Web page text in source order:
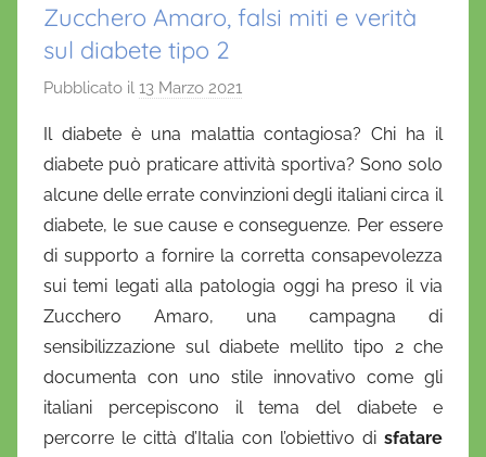
Zucchero Amaro, falsi miti e verità
sul diabete tipo 2
Pubblicato il 13 Marzo 2021
D
a
n
i
e
l
a
D
'
Il diabete è una malattia contagiosa? Chi ha il
diabete può praticare attività sportiva? Sono solo
alcune delle errate convinzioni degli italiani circa il
diabete, le sue cause e conseguenze. Per essere
di supporto a fornire la corretta consapevolezza
sui temi legati alla patologia oggi ha preso il via
Zucchero Amaro, una campagna di
sensibilizzazione sul diabete mellito tipo 2 che
documenta con uno stile innovativo come gli
italiani percepiscono il tema del diabete e
percorre le città d’Italia con l’obiettivo di sfatare